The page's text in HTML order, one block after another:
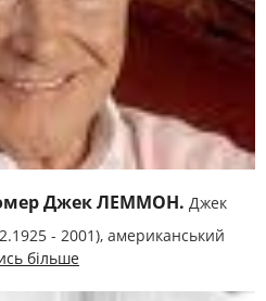
Джек ЛЕММОН. Джек
- 2001), американський
більше